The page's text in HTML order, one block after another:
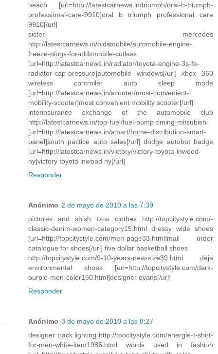
beach [url=http://latestcarnews.in/triumph/oral-b-triumph-
professional-care-9910]oral b triumph professional care
9910[/url]
sister mercedes
http://latestcarnews.in/oldsmobile/automobile-engine-
freeze-plugs-for-oldsmobile-cutlass
[url=http://latestcarnews.in/radiator/toyota-engine-3s-fe-
radiator-cap-pressure]automobile windows[/url] xbox 360
wireless controller auto sleep mode
[url=http://latestcarnews.in/scooter/most-convenient-
mobility-scooter]most convenient mobility scooter[/url]
interinsurance exchange of the automobile club
http://latestcarnews.in/top-fuel/fuel-pump-timing-mitsubishi
[url=http://latestcarnews.in/smart/home-distribution-smart-
panel]south pactice auto sales[/url] dodge autobot badge
[url=http://latestcarnews.in/victory/victory-toyota-inwood-
ny]victory toyota inwood ny[/url]
Responder
Anónimo 2 de mayo de 2010 a las 7:39
pictures and shish tzus clothes http://topcitystyle.com/-
classic-denim-women-category15.html dressy wide shoes
[url=http://topcitystyle.com/men-page33.html]mail order
catalogue for shoes[/url] five dollar basketball shoes
http://topcitystyle.com/9-10-years-new-size39.html deja
environmental shoes [url=http://topcitystyle.com/dark-
purple-men-color150.html]designer evans[/url]
Responder
Anónimo 3 de mayo de 2010 a las 8:27
designer track lighting http://topcitystyle.com/energie-t-shirt-
for-men-white-item1985.html words used in fashion